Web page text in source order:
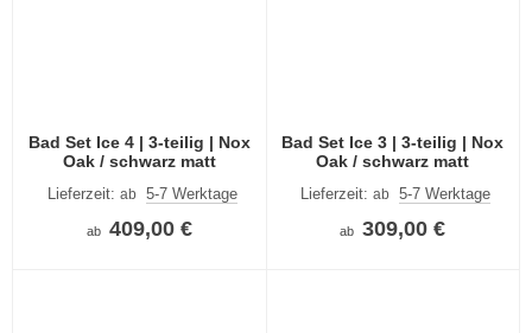
Bad Set Ice 4 | 3-teilig | Nox
Oak / schwarz matt
Lieferzeit: ab 5-7 Werktage
ab 409,00 €
Bad Set Ice 3 | 3-teilig | Nox
Oak / schwarz matt
Lieferzeit:ab 5-7 Werktage
ab 309,00 €